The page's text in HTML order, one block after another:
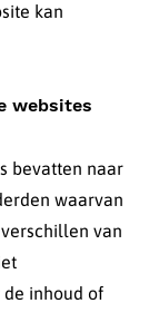
kan
websites
bevatten naar
waarvan
van
inhoud of